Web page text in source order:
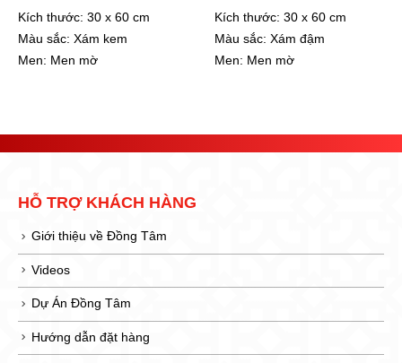
Kích thước: 30 x 60 cm
Màu sắc: Xám kem
Men: Men mờ
Kích thước: 30 x 60 cm
Màu sắc: Xám đậm
Men: Men mờ
HỖ TRỢ KHÁCH HÀNG
Giới thiệu về Đồng Tâm
Videos
Dự Án Đồng Tâm
Hướng dẫn đặt hàng